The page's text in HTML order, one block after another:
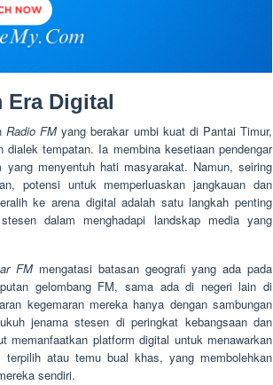
Era Digital
Radio FMyang berakar umbi kuat di Pantai Timur,
tempatan. Ia membina kesetiaan pendengar
menyentuh hati masyarakat. Namun, seiring
potensi untuk memperluaskan jangkauan dan
ke arena digital adalah satu langkah penting
dalam menghadapi landskap media yang
FMmengatasi batasan geografi yang ada pada
gelombang FM, sama ada di negeri lain di
kegemaran mereka hanya dengan sambungan
jenama stesen di peringkat kebangsaan dan
memanfaatkan platform digital untuk menawarkan
atau temu bual khas, yang membolehkan
sendiri.